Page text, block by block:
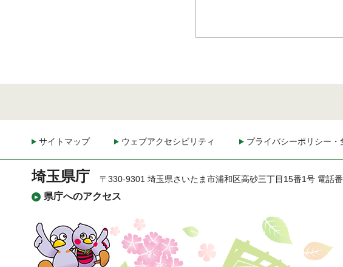
サイトマップ ウェブアクセシビリティ プライバシーポリシー・
埼玉県庁
県庁へのアクセス
〒330-9301 埼玉県さいたま市浦和区高砂三丁目15番1号 電話